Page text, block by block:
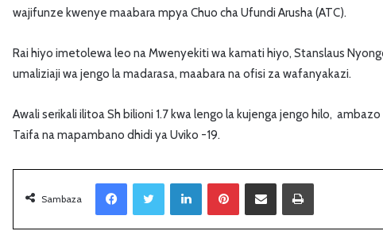
wajifunze kwenye maabara mpya Chuo cha Ufundi Arusha (ATC).
Rai hiyo imetolewa leo na Mwenyekiti wa kamati hiyo, Stanslaus
umaliziaji wa jengo la madarasa, maabara na ofisi za wafanyakazi.
Awali serikali ilitoa Sh bilioni 1.7 kwa lengo la kujenga jengo hilo,
Taifa na mapambano dhidi ya Uviko -19.
Sambaza
LinkedIn Sambaza kupitia barua pepe